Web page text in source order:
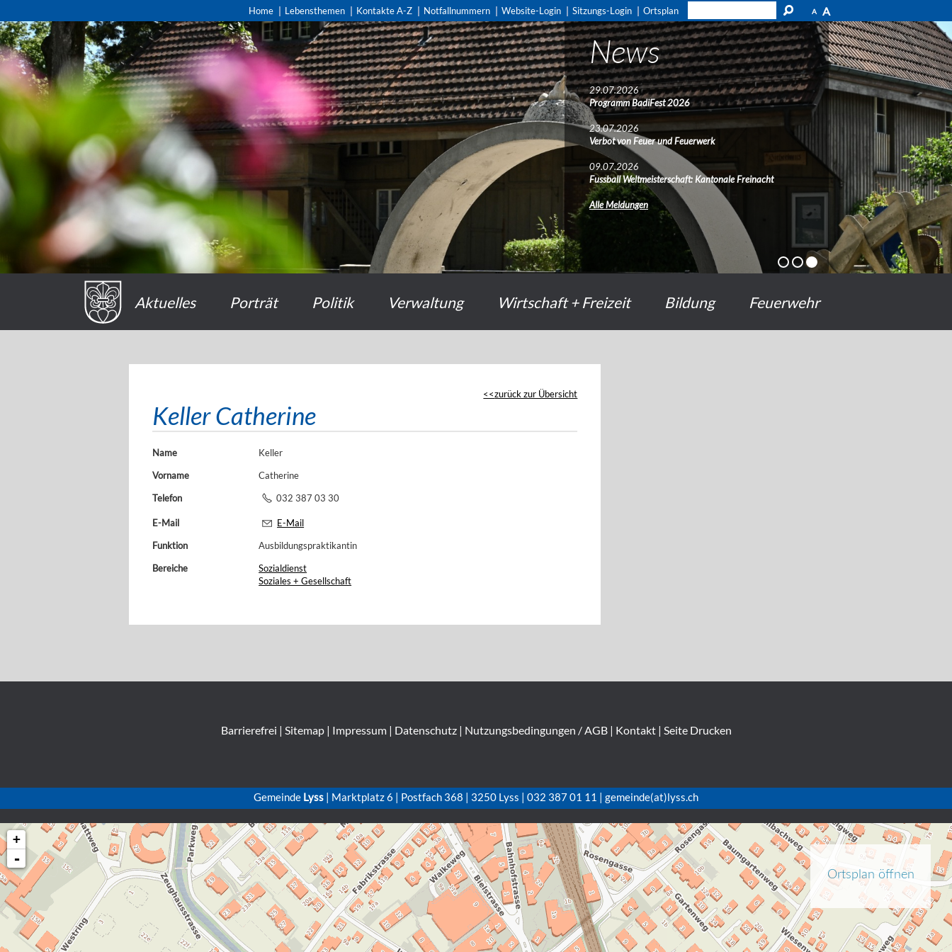
A A
Home Lebensthemen Kontakte A-Z Notfallnummern Website-Login Sitzungs-Login Ortsplan
News
29.07.2026
Programm BadiFest 2026
23.07.2026
Verbot von Feuer und Feuerwerk
09.07.2026
Fussball Weltmeisterschaft: Kantonale Freinacht
Alle Meldungen
Aktuelles Porträt Politik Verwaltung Wirtschaft + Freizeit Bildung Feuerwehr
zurück zur Übersicht
Keller Catherine
Name
Keller
Vorname
Catherine
Telefon
032 387 03 30
E-Mail
E-Mail
Funktion
Ausbildungspraktikantin
Bereiche
Sozialdienst
Soziales + Gesellschaft
Barrierefrei | Sitemap| Impressum| Datenschutz| Nutzungsbedingungen / AGB| Kontakt| Seite Drucken
Gemeinde Lyss | Marktplatz 6 | Postfach 368 | 3250 Lyss | 032 387 01 11 | gemeinde(at)lyss.ch